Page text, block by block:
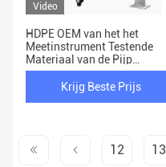
Video
HDPE OEM van het het
Meetinstrument Testende
Materiaal van de Pijp
Ultrasone Dikte
Krijg Beste Prijs
12 13